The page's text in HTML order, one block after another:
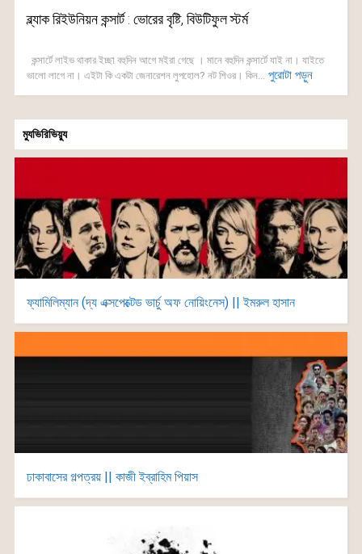
ব্ল্যাক রিইউনিয়ন কন্সার্ট : ভোরের বৃষ্টি, বিউটিফুল স্টর্ম
কন্সার্টে লাইভ থাকার ইচ্ছা বহুদিন আগে মইরা গেছে । মানে বহুদিন কন্সার্টে যাই না। যাইতে
ভালো লাগে না। এইটা কি একটা জেনারেশন লুপহোল? নট শিওর। কিন...
পুরোটা পড়ুন
ম্যুভিরিভিয়্যু
ফ্যামিলিম্যান (দ্য এক্সপেক্টেড ভার্চু অফ নোয়িংনেস) || ইমরুল হাসান
ঢাকাবাসের গল্পত্রয় || কাজী ইব্রাহিম পিয়াস